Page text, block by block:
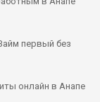
первый без
онлайн в Анапе